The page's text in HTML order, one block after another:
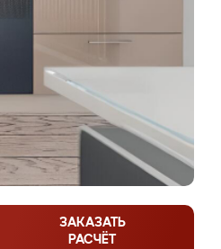
ЗАКАЗАТЬ
РАСЧЁТ